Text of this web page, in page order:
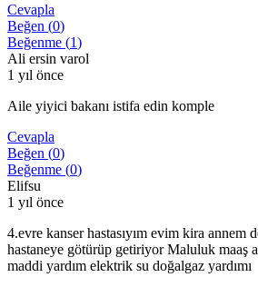
Cevapla
Beğen (0)
Beğenme (1)
Ali ersin varol
1 yıl önce
Aile yiyici bakanı istifa edin komple
Cevapla
Beğen (0)
Beğenme (0)
Elifsu
1 yıl önce
4.evre kanser hastasıyım evim kira annem
hastaneye götürüp getiriyor Maluluk maaş
maddi yardım elektrik su doğalgaz yardımı